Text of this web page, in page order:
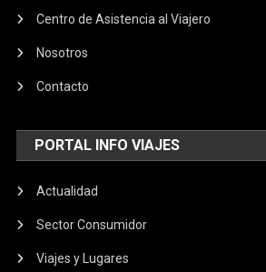
Centro de Asistencia al Viajero
Nosotros
Contacto
PORTAL INFO VIAJES
Actualidad
Sector Consumidor
Viajes y Lugares